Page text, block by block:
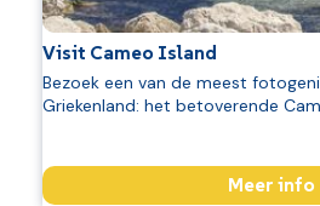
Visit Cameo Island
Bezoek een van de meest
Griekenland: het betoverende
Meer info